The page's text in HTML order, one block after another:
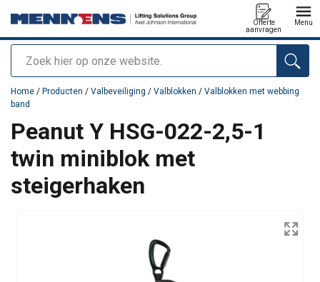
Zoeken
Offerte
aanvragen
Menu
toegevoegd aan uw offerte
Home / Producten / Valbeveiliging / Valblokken / Valblokken met webbing
band
Peanut Y HSG-022-2,5-1
twin miniblok met
steigerhaken